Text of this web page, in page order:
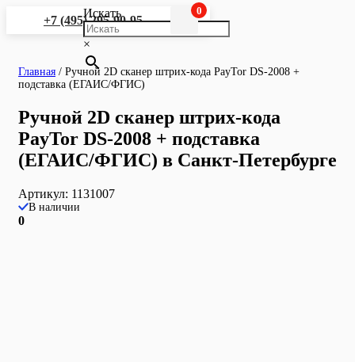
+7 (495) 295-90-95
Искать
×
0
Главная / Ручной 2D сканер штрих-кода PayTor DS-2008 +
подставка (ЕГАИС/ФГИС)
Ручной 2D сканер штрих-кода
PayTor DS-2008 + подставка
(ЕГАИС/ФГИС) в Санкт-Петербурге
Артикул: 1131007
В наличии
0